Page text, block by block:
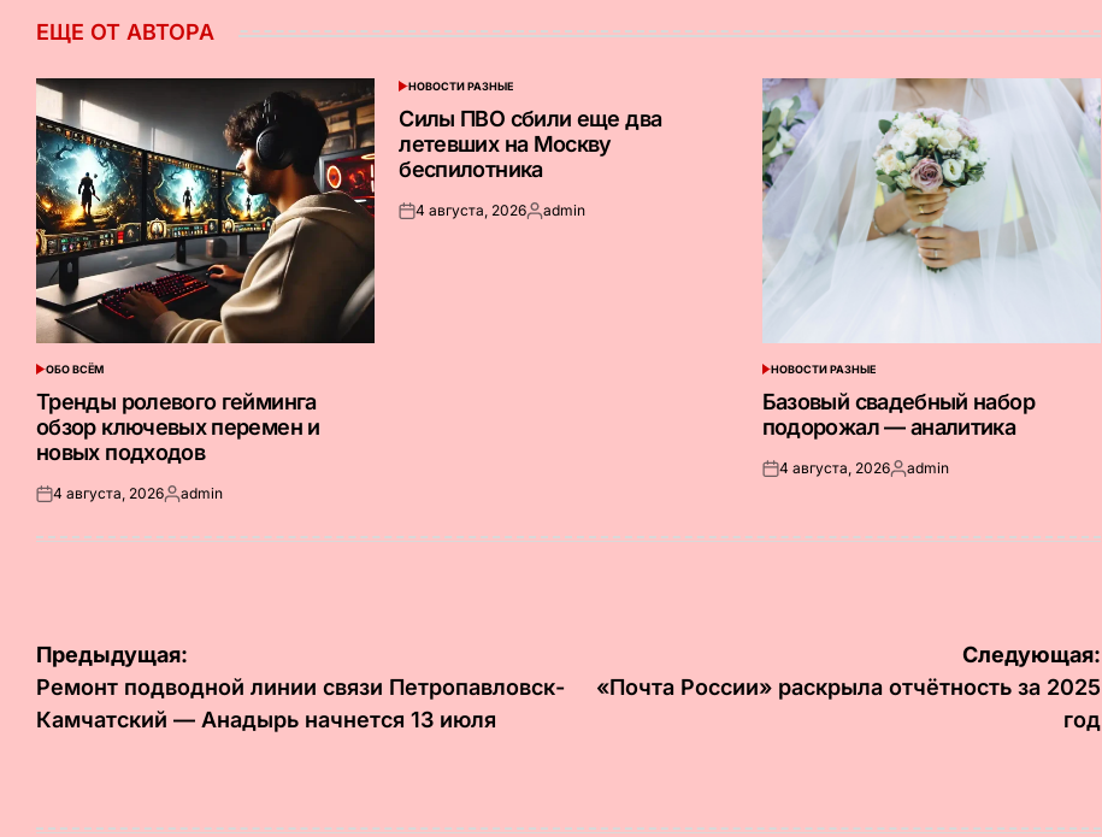
ЕЩЕ ОТ АВТОРА
ОПУБЛИКОВАНО
В
ОБО ВСЁМ
Тренды ролевого гейминга
обзор ключевых перемен и
новых подходов
Опубликовано
4 августа, 2026Запись
admin
ОПУБЛИКОВАНО
НОВОСТИ РАЗНЫЕ
Силы ПВО сбили еще два
летевших на Москву
беспилотника
Опубликовано
4 августа, 2026Запись
admin
ОПУБЛИКОВАНО
В
НОВОСТИ РАЗНЫЕ
Базовый свадебный набор
подорожал — аналитика
Опубликовано
4 августа, 2026Запись
admin
Навигация
по
записям
Предыдущая:
Ремонт подводной линии связи Петропавловск-
Камчатский — Анадырь начнется 13 июля
Следующая:
«Почта России» раскрыла отчётность за 2025
год